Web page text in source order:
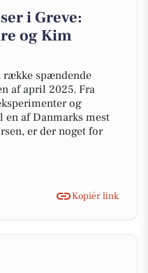
i Greve:
og Kim
række spændende
af april 2025. Fra
og
af Danmarks mest
er der noget for
Kopiér link